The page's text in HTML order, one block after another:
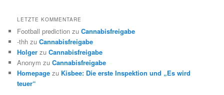
LETZTE KOMMENTARE
Football prediction zuCannabisfreigabe
-thh zuCannabisfreigabe
Holger zuCannabisfreigabe
Anonym zuCannabisfreigabe
Homepage zu Kisbee: Die erste Inspektion und „Es wird
teuer“